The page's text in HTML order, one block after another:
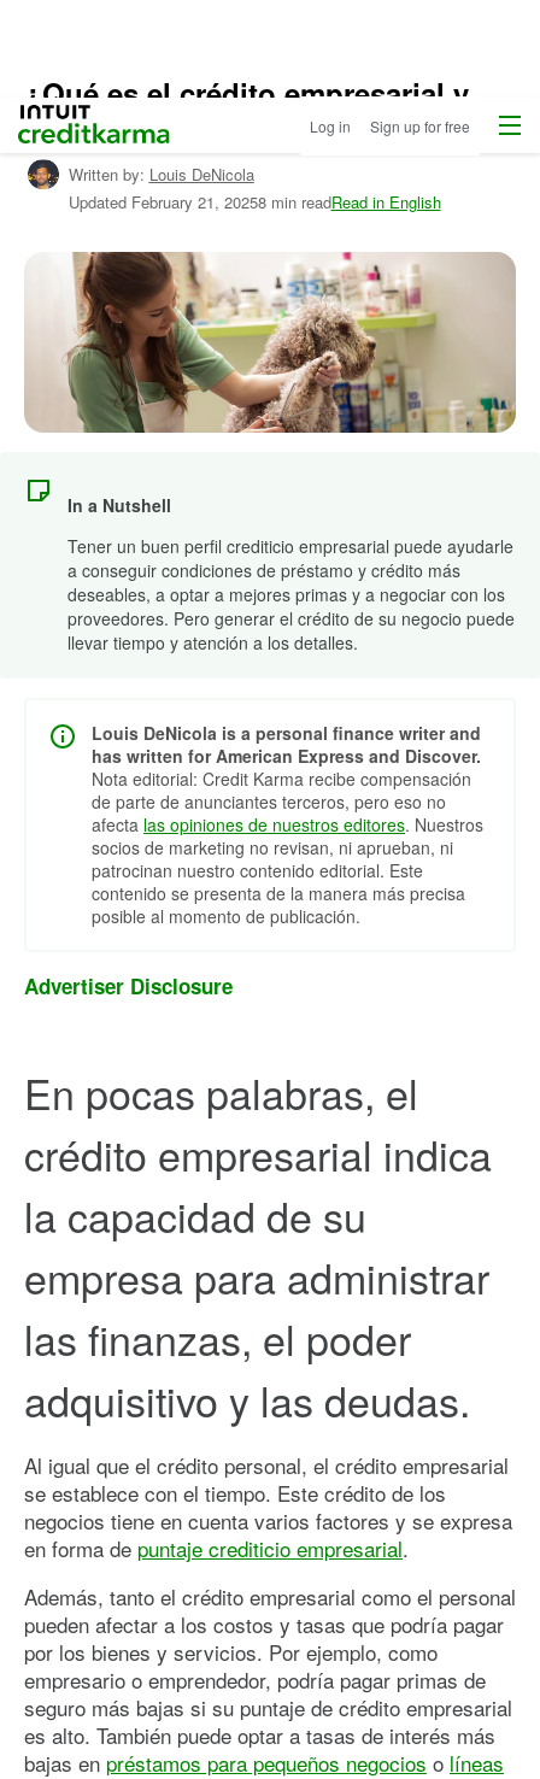
Intuit Credit Karma Log in Sign up for free Menu
¿Qué es el crédito empresarial y
cómo puedo generarlo?
Written by: Louis DeNicola
Updated February 21, 20258 min readRead in English
In a Nutshell
Tener un buen perfil crediticio empresarial puede ayudarle
a conseguir condiciones de préstamo y crédito más
deseables, a optar a mejores primas y a negociar con los
proveedores. Pero generar el crédito de su negocio puede
llevar tiempo y atención a los detalles.
Louis DeNicola is a personal finance writer and
has written for American Express and Discover.
Nota editorial: Credit Karma recibe compensación
de parte de anunciantes terceros, pero eso no
afecta las opiniones de nuestros editores. Nuestros
socios de marketing no revisan, ni aprueban, ni
patrocinan nuestro contenido editorial. Este
contenido se presenta de la manera más precisa
posible al momento de publicación.
Advertiser Disclosure
En pocas palabras, el
crédito empresarial indica
la capacidad de su
empresa para administrar
las finanzas, el poder
adquisitivo y las deudas.
Al igual que el crédito personal, el crédito empresarial
se establece con el tiempo. Este crédito de los
negocios tiene en cuenta varios factores y se expresa
en forma de puntaje crediticio empresarial.
Además, tanto el crédito empresarial como el personal
pueden afectar a los costos y tasas que podría pagar
por los bienes y servicios. Por ejemplo, como
empresario o emprendedor, podría pagar primas de
seguro más bajas si su puntaje de crédito empresarial
es alto. También puede optar a tasas de interés más
bajas en préstamos para pequeños negocios o líneas